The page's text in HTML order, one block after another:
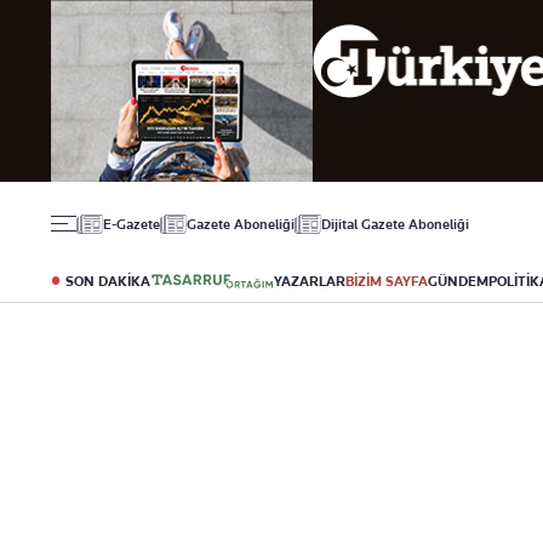
E-Gazete Gazete Aboneliği Dijital Gazete Aboneliği
SON DAKİKA YAZARLARBİZİM SAYFAGÜNDEM
Politika
Ekonomi
Borsa
Altın
Döviz
Hisse Senedi
Kripto Para
T-Otomobil
Futbol
Puan Durumu